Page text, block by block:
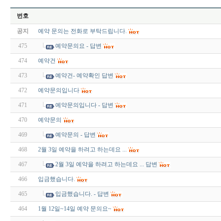
번호
공지 예약 문의는 전화로 부탁드립니다.
475 예약문의요 - 답변
474 예약건
473 예약건- 예약확인 답변
472 예약문의입니다
471 예약문의입니다 - 답변
470 예약문의
469 예약문의 - 답변
468 2월 3일 예약을 하려고 하는데요 ...
467 2월 3일 예약을 하려고 하는데요 ... 답변
466 입금했습니다.
465 입금했습니다. - 답변
464 1월 12일~14일 예약 문의요~